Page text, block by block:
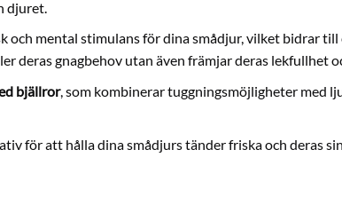
djuret.
och mental stimulans för dina smådjur, vilket bidrar
deras gnagbehov utan även främjar deras lekfullhet
bjällror, som kombinerar tuggningsmöjligheter med
för att hålla dina smådjurs tänder friska och deras